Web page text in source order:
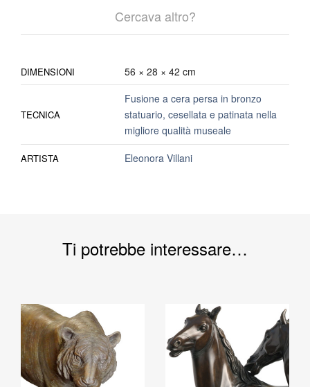
Cercava altro?
DIMENSIONI 56 × 28 × 42 cm
TECNICA
Fusione a cera persa in bronzo
statuario, cesellata e patinata nella
migliore qualità museale
ARTISTA Eleonora Villani
Ti potrebbe interessare…